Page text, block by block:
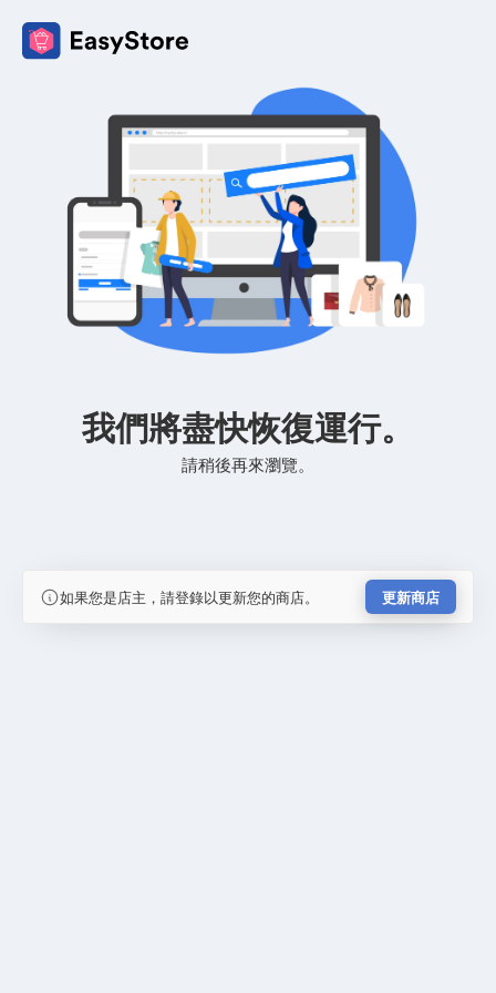
我們將盡快恢復運行。
請稍後再來瀏覽。
如果您是店主，請登錄以更新您的商店。 更新商店